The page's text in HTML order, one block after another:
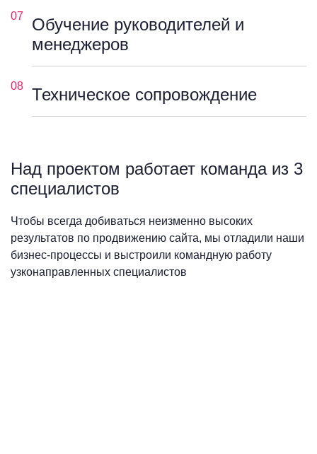
07
Обучение руководителей и
менеджеров
08 Техническое сопровождение
Над проектом работает команда из 3
специалистов
Чтобы всегда добиваться неизменно высоких
результатов по продвижению сайта, мы отладили наши
бизнес-процессы и выстроили командную работу
узконаправленных специалистов